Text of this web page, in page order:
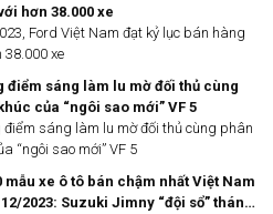
hơn 38.000 xe
Ford Việt Nam đạt kỷ lục bán hàng
38.000 xe
điểm sáng làm lu mờ đối thủ cùng
của “ngôi sao mới” VF 5
điểm sáng làm lu mờ đối thủ cùng phân
“ngôi sao mới” VF 5
mẫu xe ô tô bán chậm nhất Việt Nam
2023: Suzuki Jimny “đội sổ” tháng